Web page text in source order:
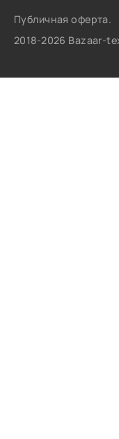
Публичная оферта.
2018-2026 Bazaar-